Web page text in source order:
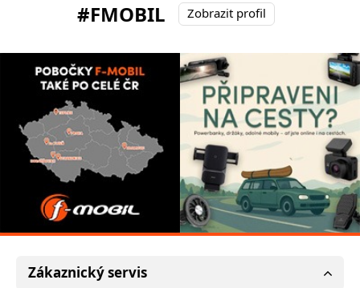
#FMOBIL
Zobrazit profil
Zákaznický servis